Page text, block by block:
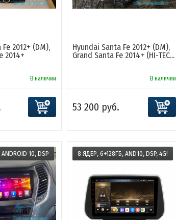
2012+ (DM),
2014+
В наличии
Hyundai Santa Fe 2012+ (DM),
Grand Santa Fe 2014+ (HI-TEC...
В наличии
53 200 руб.
10, DSP 8 ЯДЕР, 6+128ГБ, AND10, DSP, 4G!